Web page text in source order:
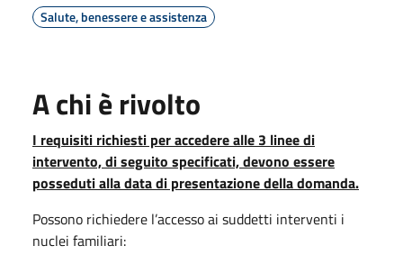
Salute, benessere e assistenza
A chi è rivolto
I requisiti richiesti per accedere alle 3 linee di
intervento, di seguito specificati, devono essere
posseduti alla data di presentazione della domanda.
Possono richiedere l’accesso ai suddetti interventi i
nuclei familiari: